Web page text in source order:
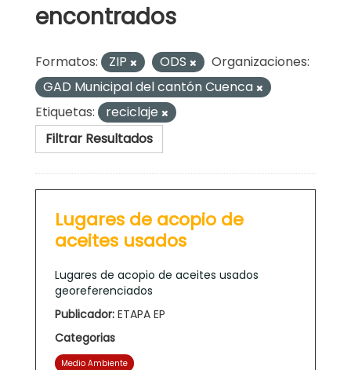
encontrados
Formatos: ZIP ODS
Organizaciones:
GAD Municipal del cantón Cuenca
Etiquetas:
reciclaje
Filtrar Resultados
Lugares de acopio de
aceites usados
Lugares de acopio de aceites usados
georeferenciados
Publicador: ETAPA EP
Categorias
Medio Ambiente